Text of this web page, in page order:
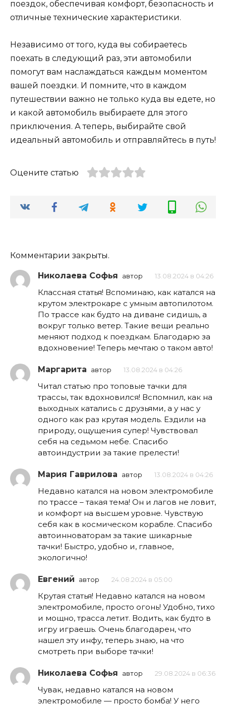
поездок, обеспечивая комфорт, безопасность и
отличные технические характеристики.
Независимо от того, куда вы собираетесь
поехать в следующий раз, эти автомобили
помогут вам наслаждаться каждым моментом
вашей поездки. И помните, что в каждом
путешествии важно не только куда вы едете, но
и какой автомобиль выбираете для этого
приключения. А теперь, выбирайте свой
идеальный автомобиль и отправляйтесь в путь!
Оцените статью
Комментарии закрыты.
Николаева Софья автор 13.08.2024 в 04:26
Классная статья! Вспоминаю, как катался на
крутом электрокаре с умным автопилотом.
По трассе как будто на диване сидишь, а
вокруг только ветер. Такие вещи реально
меняют подход к поездкам. Благодарю за
вдохновение! Теперь мечтаю о таком авто!
Маргарита автор 13.08.2024 в 04:26
Читал статью про топовые тачки для
трассы, так вдохновился! Вспомнил, как на
выходных катались с друзьями, а у нас у
одного как раз крутая модель. Ездили на
природу, ощущения супер! Чувствовал
себя на седьмом небе. Спасибо
автоиндустрии за такие прелести!
Мария Гаврилова автор 13.08.2024 в 04:26
Недавно катался на новом электромобиле
по трассе – такая тема! Он и лагов не ловит,
и комфорт на высшем уровне. Чувствую
себя как в космическом корабле. Спасибо
автоинноваторам за такие шикарные
тачки! Быстро, удобно и, главное,
экологично!
Евгений автор 24.08.2024 в 05:00
Крутая статья! Недавно катался на новом
электромобиле, просто огонь! Удобно, тихо
и мощно, трасса летит. Водить, как будто в
игру играешь. Очень благодарен, что
нашел эту инфу, теперь знаю, на что
смотреть при выборе тачки!
Николаева Софья автор 29.08.2024 в 06:36
Чувак, недавно катался на новом
электромобиле — просто бомба! У него